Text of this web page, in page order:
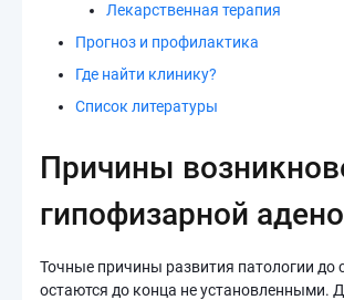
Лекарственная терапия
Прогноз и профилактика
Где найти клинику?
Список литературы
Причины
гипофизарной
Точные причины развития патологии до
остаются до конца не установленными.